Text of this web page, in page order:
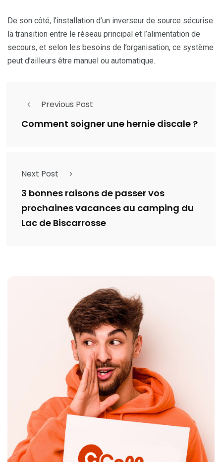
De son côté, l’installation d’un inverseur de source sécurise
la transition entre le réseau principal et l’alimentation de
secours, et selon les besoins de l’organisation, ce système
peut d’ailleurs être manuel ou automatique.
Previous Post
Comment soigner une hernie discale ?
Next Post
3 bonnes raisons de passer vos
prochaines vacances au camping du
Lac de Biscarrosse